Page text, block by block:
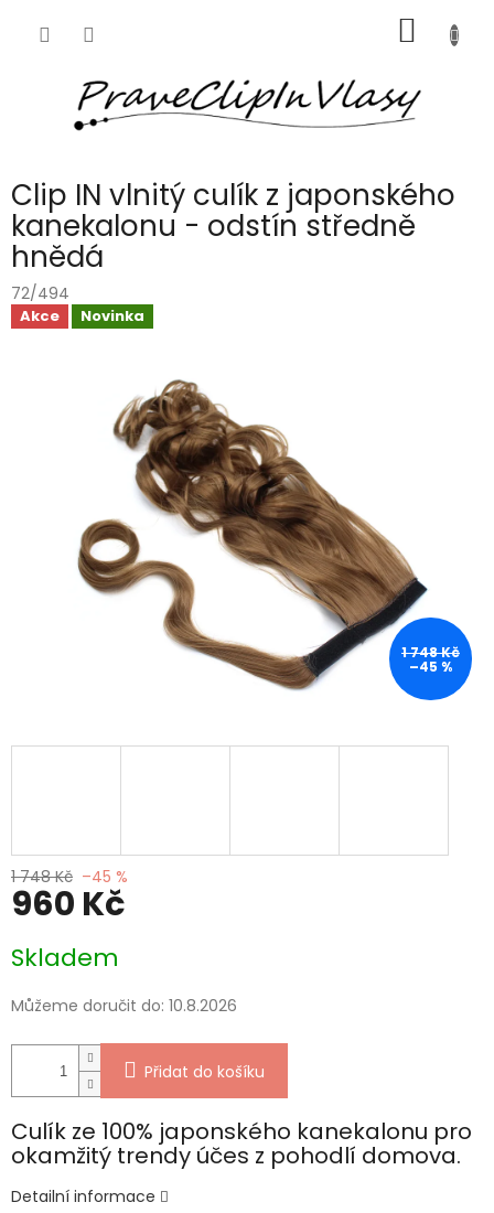
KOŠÍK
Clip IN vlnitý culík z japonského
kanekalonu - odstín středně
hnědá
72/494
Akce Novinka
1 748 Kč
–45 %
1 748 Kč –45 %
960 Kč
cena:
Skladem
Můžeme doručit do: 10.8.2026
Přidat do košíku
Culík ze 100% japonského kanekalonu pro
okamžitý trendy účes z pohodlí domova.
Detailní informace